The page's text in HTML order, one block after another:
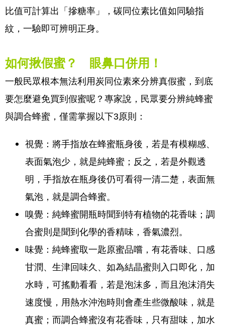
比值可計算出「摻糖率」，碳同位素比值如同驗指
紋，一驗即可辨明正身。
如何揪假蜜？ 眼鼻口併用！
一般民眾根本無法利用炭同位素來分辨真假蜜，到底
要怎麼避免買到假蜜呢？專家說，民眾要分辨純蜂蜜
與調合蜂蜜，僅需掌握以下3原則：
視覺：將手指放在蜂蜜瓶身後，若是有模糊感、
表面氣泡少，就是純蜂蜜；反之，若是外觀透
明，手指放在瓶身後仍可看得一清二楚，表面無
氣泡，就是調合蜂蜜。
嗅覺：純蜂蜜開瓶時聞到特有植物的花香味；調
合蜜則是聞到化學的香精味，香氣濃烈。
味覺：純蜂蜜取一匙原蜜品嚐，有花香味、口感
甘潤、生津回味久、如為結晶蜜則入口即化，加
水時，可搖動看看，若是泡沫多，而且泡沫消失
速度慢，用熱水沖泡時則會產生些微酸味，就是
真蜜；而調合蜂蜜沒有花香味，只有甜味，加水